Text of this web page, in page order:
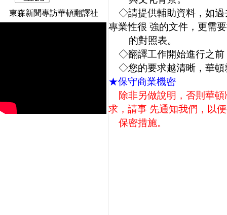
東森新聞專訪華頓翻譯社
◇請提供輔助資料，如過
專業性很 強的文件，更需
的對照表。
◇翻譯工作開始進行之前
◇您的要求越清晰，華頓
★保守商業機密
除非另做說明，否則華
求，請事 先通知我們，以
保密措施。